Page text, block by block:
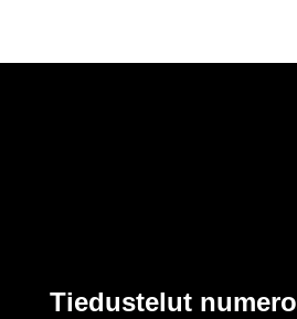
Tie­dus­te­lut